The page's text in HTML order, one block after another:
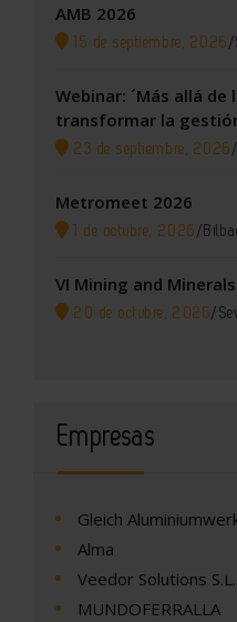
AMB 2026
15 de septiembre, 2026 /
Webinar: ´Más allá
transformar la
23 de septiembre, 2026
Metromeet 2026
1 de octubre, 2026 /
VI Mining and
20 de octubre, 2026/
Empresas
Gleich
Alma
Veedor Solutions S.L.
MUNDOFERRALLA